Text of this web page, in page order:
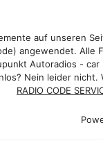
auf unseren
angewendet. Alle
Autoradios -
Nein leider
RADIO CODE